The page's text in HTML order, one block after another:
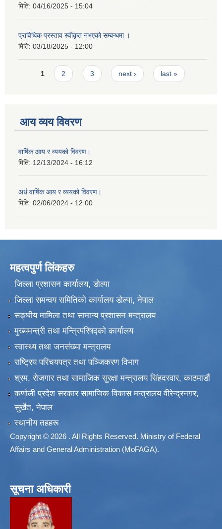
मिति: 04/16/2025 - 15:04
प्राविधिक प्रस्ताव स्वीकृत नभएको सम्बन्धमा ।
मिति: 03/18/2025 - 12:00
Pages
1 2 3 next › last »
आय व्यय विवरण
वार्षिक आय र व्ययको विवरण।
मिति: 12/13/2024 - 16:12
अर्ध वार्षिक आय र व्ययको विवरण।
मिति: 02/06/2024 - 12:00
महत्वपुर्ण लिंकहरु
जिल्ला प्रशासन कार्यालय, डोल्पा
जिल्ला समन्वय समितिको कार्यालय डोल्पा, नेपाल
सङ्‍घीय मामिला तथा सामान्य प्रशासन मन्त्रालय
मुख्यमन्त्री तथा मन्त्रिपरिषद्को कार्यालय
स्वास्थ्य तथा जनसंख्या मन्त्रालय
राष्ट्रिय परिचयपत्र तथा पञ्जिकरण विभाग
श्रम, रोजगार तथा सामाजिक सुरक्षा मन्त्रालय सिंहदरवार, काठमाडाैं
कर्णाली प्रदेश सरकार सामाजिक विकास मन्त्रालय वीरेन्द्रनगर,
सुर्खेत, नेपाल
स्थानीय तहहरू
Copyright © 2026 . All Rights Reserved. Ministry of Federal
Affairs and General Administration (MoFAGA).
सूचना अधिकारी